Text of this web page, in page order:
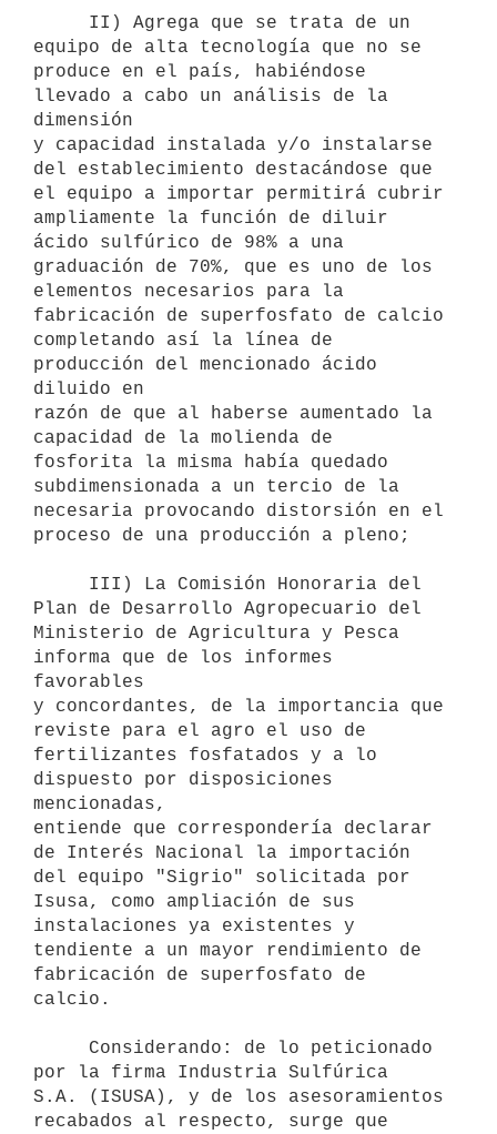
equipo de alta tecnología que no se
produce en el país, habiéndose
llevado a cabo un análisis de la
dimensión
y capacidad instalada y/o instalarse
del establecimiento destacándose que
el equipo a importar permitirá cubrir
ampliamente la función de diluir
ácido sulfúrico de 98% a una
graduación de 70%, que es uno de los
elementos necesarios para la
fabricación de superfosfato de calcio
completando así la línea de
producción del mencionado ácido
diluido en
razón de que al haberse aumentado la
capacidad de la molienda de
fosforita la misma había quedado
subdimensionada a un tercio de la
necesaria provocando distorsión en el
proceso de una producción a pleno;
Plan de Desarrollo Agropecuario del
Ministerio de Agricultura y Pesca
informa que de los informes
favorables
y concordantes, de la importancia que
reviste para el agro el uso de
fertilizantes fosfatados y a lo
dispuesto por disposiciones
mencionadas,
entiende que correspondería declarar
de Interés Nacional la importación
del equipo "Sigrio" solicitada por
Isusa, como ampliación de sus
instalaciones ya existentes y
tendiente a un mayor rendimiento de
fabricación de superfosfato de
calcio.
por la firma Industria Sulfúrica
S.A. (ISUSA), y de los asesoramientos
recabados al respecto, surge que